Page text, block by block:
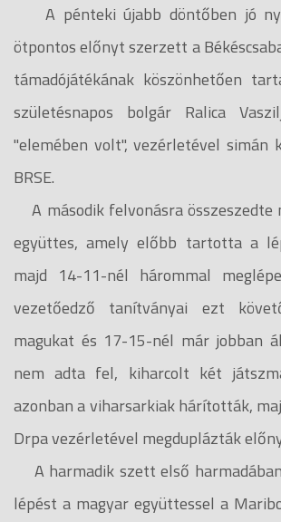
A pénteki újabb döntőben jó
ötpontos előnyt szerzett a
támadójátékának köszönhetően
születésnapos bolgár Ralica
"elemében volt", vezérletével simán
BRSE.
A második felvonásra összeszedte
együttes, amely előbb tartotta a
majd 14-11-nél hárommal
vezetőedző tanítványai ezt
magukat és 17-15-nél már jobban
nem adta fel, kiharcolt két
azonban a viharsarkiak hárították,
Drpa vezérletével megduplázták
A harmadik szett első
lépést a magyar együttessel a